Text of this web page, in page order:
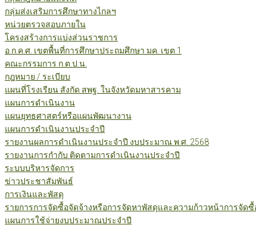
กลุ่มส่งเสริมการศึกษาทางไกลฯ
หน่วยตรวจสอบภายใน
โครงสร้างการแบ่งส่วนราชการ
อ.ก.ค.ศ. เขตพื้นที่การศึกษาประถมศึกษา มค. เขต 1
คณะกรรมการ ก.ต.ป.น.
กฎหมาย / ระเบียบ
แผนที่โรงเรียน สังกัด สพฐ. ในจังหวัดมหาสารคาม
แผนการดำเนินงาน
แผนยุทธศาสตร์หรือแผนพัฒนางาน
แผนการดำเนินงานประจำปี
รายงานผลการดำเนินงานประจำปี งบประมาณ พ.ศ. 2568
รายงานการกำกับ ติดตามการดำเนินงานประจำปี
ระบบบริหารจัดการ
ข่าวประชาสัมพันธ์
การเงินและพัสดุ
รายการการจัดซื้อจัดจ้างหรือการจัดหาพัสดุและความก้าวหน้าการจัด
แผนการใช้จ่ายงบประมาณประจำปี